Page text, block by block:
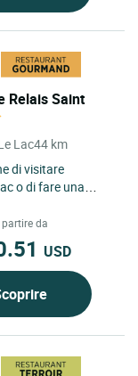
Relais Saint
Lac44 km
di visitare
o di fare una
partire da
USD